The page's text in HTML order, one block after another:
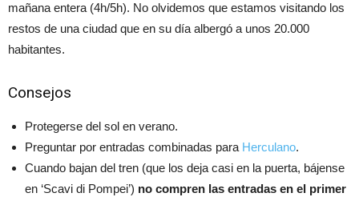
mañana entera (4h/5h). No olvidemos que estamos visitando los
restos de una ciudad que en su día albergó a unos 20.000
habitantes.
Consejos
Protegerse del sol en verano.
Preguntar por entradas combinadas para Herculano.
Cuando bajan del tren (que los deja casi en la puerta, bájense
en ‘Scavi di Pompei’) no compren las entradas en el primer